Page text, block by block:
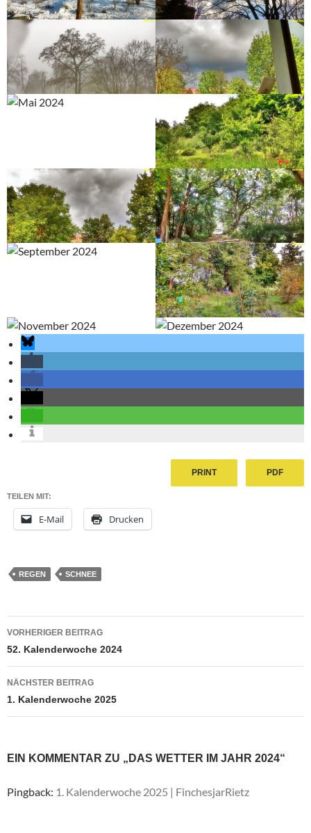
PRINT PDF
TEILEN MIT:
E-Mail Drucken
REGEN SCHNEE
Beitragsnavigation
VORHERIGER BEITRAG
52. Kalenderwoche 2024
NÄCHSTER BEITRAG
1. Kalenderwoche 2025
EIN KOMMENTAR ZU „DAS WETTER IM JAHR 2024“
Pingback: 1. Kalenderwoche 2025 | FinchesjarRietz